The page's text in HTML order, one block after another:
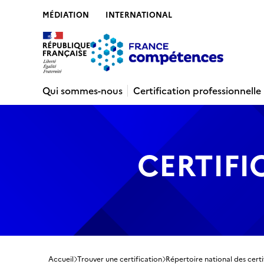
MÉDIATION INTERNATIONAL
Qui sommes-nous
Certification professionnelle
Accueil Trouver une certification Répertoire national des